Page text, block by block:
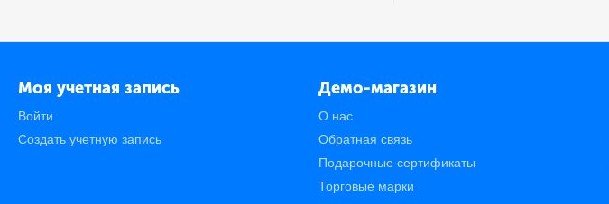
Моя учетная запись
Войти
Создать учетную запись
Демо-магазин
О нас
Обратная связь
Подарочные сертификаты
Торговые марки